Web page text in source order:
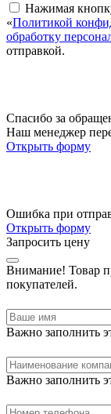
Нажимая
«Политикой
обработку
отправкой.
Спасибо за
Наш менеджер
Открыть форму
Ошибка при
Открыть форму
Запросить цену
Внимание! Товар
покупателей.
Важно заполнить
Важно заполнить